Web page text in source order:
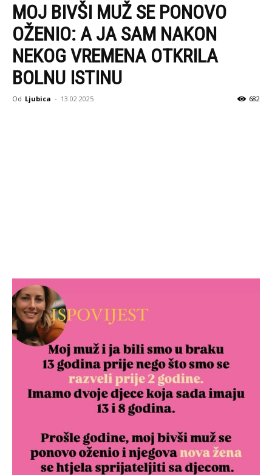
MOJ BIVŠI MUŽ SE PONOVO
OŽENIO: A JA SAM NAKON
NEKOG VREMENA OTKRILA
BOLNU ISTINU
Od Ljubica - 13.02.2025 682